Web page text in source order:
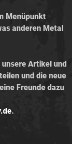
Menüpunkt
anderen Metal
unsere Artikel und
und die neue
Freunde dazu
.